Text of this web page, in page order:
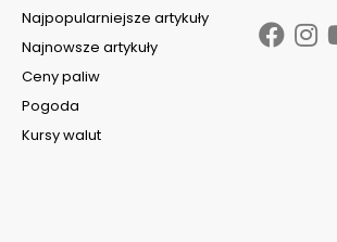
Najpopularniejsze artykuły
Najnowsze artykuły
Ceny paliw
Pogoda
Kursy walut